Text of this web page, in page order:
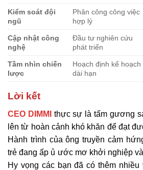
Kiểm soát đội
ngũ
Phân công công việc
hợp lý
Cập nhật công
nghệ
Đầu tư nghiên cứu
phát triển
Tầm nhìn chiến
lược
Hoạch định kế hoạch
dài hạn
Lời kết
CEO DIMMI
thực sự là tấm gương
lên từ hoàn cảnh khó khăn để đạt
Hành trình của ông truyền cảm
trẻ đang ấp ủ ước mơ khởi nghiệp
Hy vọng các bạn đã có thêm